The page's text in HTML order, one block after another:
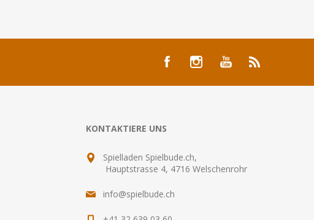
KONTAKTIERE UNS
Spielladen Spielbude.ch,
Hauptstrasse 4, 4716 Welschenrohr
info@spielbude.ch